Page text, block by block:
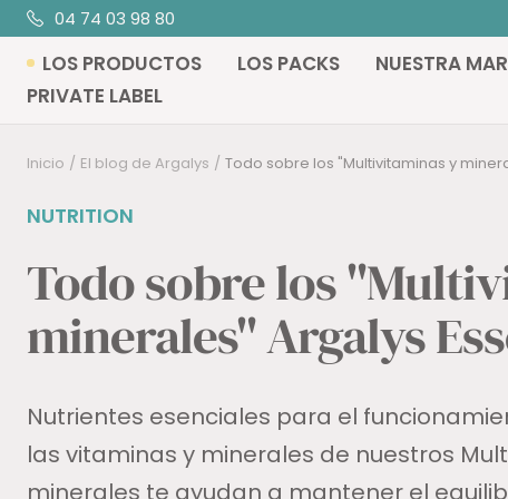
Saltar
al
contenido
04 74 03 98 80
LOS PRODUCTOS LOS PACKS
NUESTRA
PRIVATE LABEL
Inicio El blog de Argalys Todo sobre los "Multivitaminas y
NUTRITION
Todo sobre los
minerales" Argalys
Nutrientes esenciales para el
las vitaminas y minerales de nuestros
minerales te ayudan a mantener el